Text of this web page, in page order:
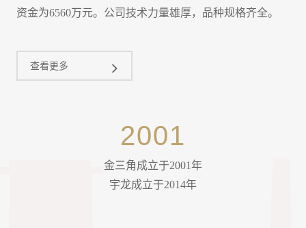
资金为6560万元。公司技术力量雄厚，品种规格齐全。
查看更多
2001
金三角成立于2001年
宇龙成立于2014年